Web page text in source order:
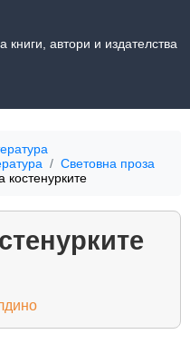
книги, автори и издателства
Световна проза
костенурките